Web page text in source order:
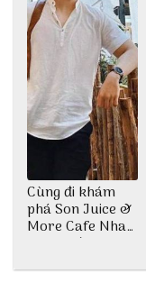
Cùng đi khám
phá Son Juice &
More Cafe Nha
Trang với anh